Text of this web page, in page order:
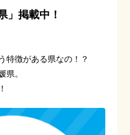
」掲載中！
特徴がある県なの！？
県。